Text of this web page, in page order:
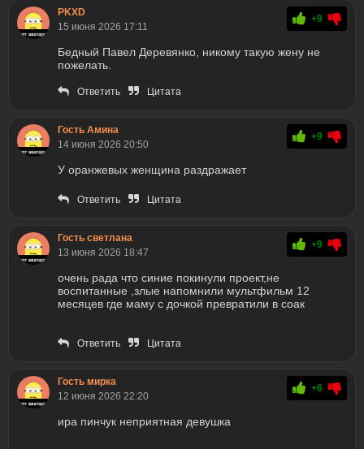
PKXD
15 июня 2026 17:11
+9
Бедный Павел Деревянко, никому такую жену не
пожелать.
Ответить Цитата
Гость Амина
14 июня 2026 20:50
+9
У оранжевых женщина раздражает
Ответить Цитата
Гость светлана
13 июня 2026 18:47
+9
очень рада что синие покинули проект,не
воспитанные ,злые напомнили мультфильм 12
месяцев где маму с дочкой превратили в соак
Ответить Цитата
Гость мирка
12 июня 2026 22:20
+6
ира пинчук неприятная девушка